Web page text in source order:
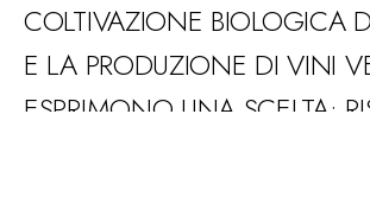
COLTIVAZIONE BIOLOGICA
E LA PRODUZIONE DI VINI
ESPRIMONO UNA SCELTA: